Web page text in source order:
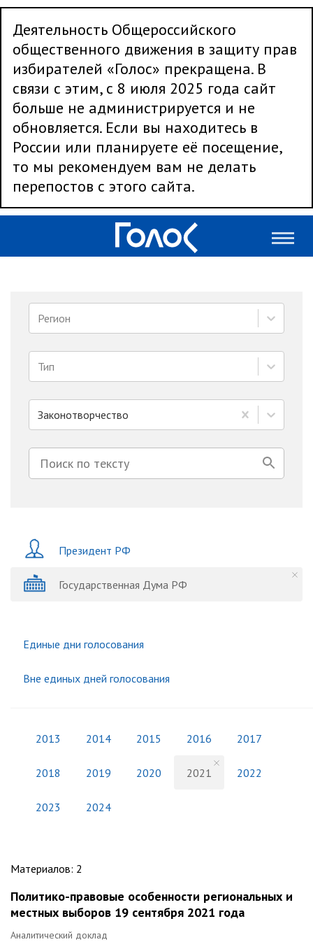
Деятельность Общероссийского
общественного движения в защиту прав
избирателей «Голос» прекращена. В
связи с этим, с 8 июля 2025 года сайт
больше не администрируется и не
обновляется. Если вы находитесь в
России или планируете её посещение,
то мы рекомендуем вам не делать
перепостов с этого сайта.
Регион
Тип
Законотворчество
Президент РФ
Государственная Дума РФ
Единые дни голосования
Вне единых дней голосования
2013 2014 2015 2016 2017
2018 2019 2020 2021 2022
2023 2024
Материалов: 2
Политико-правовые особенности региональных и
местных выборов 19 сентября 2021 года
Аналитический доклад